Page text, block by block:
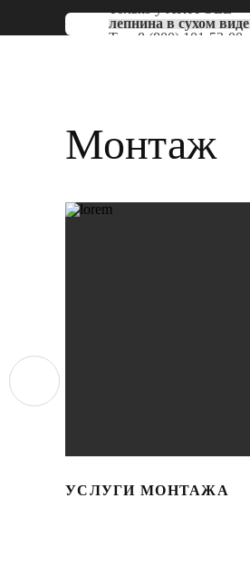
Только уARTPOLE
лепнина в сухом виде
Тел: 8 (800) 101-53-00
Монтаж
УСЛУГИ МОНТАЖА